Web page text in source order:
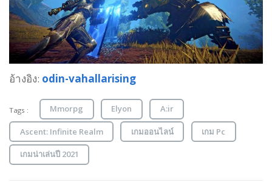
อ้างอิง: odin-vahallarising
Tags : Mmorpg Elyon A:ir
Ascent: Infinite Realm เกมออนไลน์ เกม Pc
เกมน่าเล่นปี 2021